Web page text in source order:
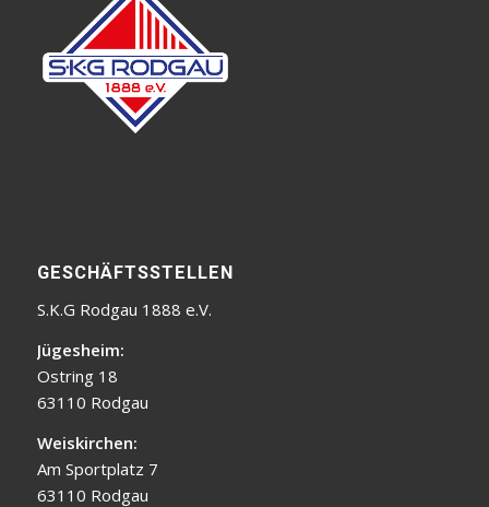
GESCHÄFTSSTELLEN
S.K.G Rodgau 1888 e.V.
Jügesheim:
Ostring 18
63110 Rodgau
Weiskirchen:
Am Sportplatz 7
63110 Rodgau